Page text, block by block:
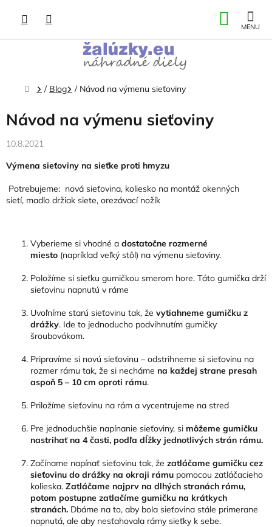
obsah
KOŠÍK
Domov
/ Blog / Návod na výmenu sieťoviny
Návod na výmenu sieťoviny
10.8.2021
Výmena sieťoviny na sieťke proti hmyzu
Potrebujeme: nová sieťovina, koliesko na montáž okenných
sietí, madlo držiak siete, orezávací nožík
Vyberieme si vhodné a dostatočne rozmerné
miesto (napríklad veľký stôl) na výmenu sieťoviny.
Položíme si sieťku gumičkou smerom hore. Táto gumička drží
sieťovinu napnutú v ráme
Uvoľníme starú sieťovinu tak, že vytiahneme gumičku z
drážky. Ide to jednoducho podvihnutím gumičky
šroubovákom.
Pripravíme si novú sieťovinu – odstrihneme si sieťovinu na
rozmer rámu tak, že si necháme na každej strane presah
aspoň 5 – 10 cm oproti rámu.
Priložíme sieťovinu na rám a vycentrujeme na stred
Pre jednoduchšie napínanie sieťoviny, si môžeme gumičku
nastrihať na 4 časti, podľa dĺžky jednotlivých strán rámu.
Začíname napínať sieťovinu tak, že zatláčame gumičku cez
sieťovinu do drážky na okraji rámu pomocou zatláčacieho
kolieska. Zatláčame najprv na dlhých stranách rámu,
potom postupne zatlačíme gumičku na krátkych
stranách. Dbáme na to, aby bola sieťovina stále primerane
napnutá, ale aby nesťahovala rámy sieťky k sebe.